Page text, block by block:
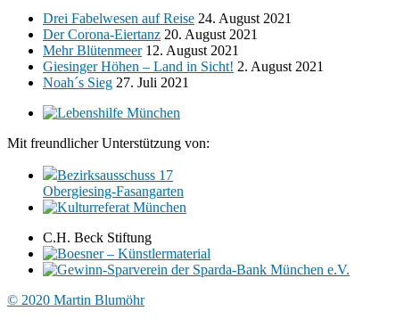
Drei Fabelwesen auf Reise 24. August 2021
Der Corona-Eiertanz 20. August 2021
Mehr Blütenmeer 12. August 2021
Giesinger Höhen – Land in Sicht! 2. August 2021
Noah´s Sieg 27. Juli 2021
Mit freundlicher Unterstützung von:
Bezirksausschuss 17
Obergiesing‑Fasangarten
C.H. Beck Stiftung
© 2020 Martin Blumöhr